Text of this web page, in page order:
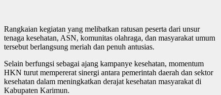
Rangkaian kegiatan yang melibatkan ratusan peserta dari unsur
tenaga kesehatan, ASN, komunitas olahraga, dan masyarakat umum
tersebut berlangsung meriah dan penuh antusias.
Selain berfungsi sebagai ajang kampanye kesehatan, momentum
HKN turut mempererat sinergi antara pemerintah daerah dan sektor
kesehatan dalam meningkatkan derajat kesehatan masyarakat di
Kabupaten Karimun.